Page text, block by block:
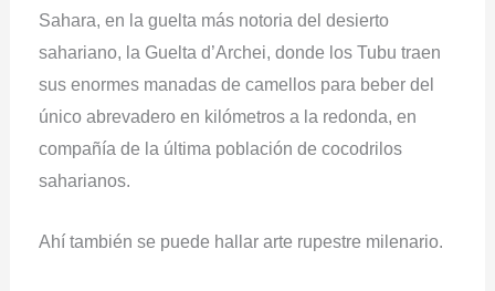
Sahara, en la guelta más notoria del desierto
sahariano, la Guelta d’Archei, donde los Tubu traen
sus enormes manadas de camellos para beber del
único abrevadero en kilómetros a la redonda, en
compañía de la última población de cocodrilos
saharianos.
Ahí también se puede hallar arte rupestre milenario.